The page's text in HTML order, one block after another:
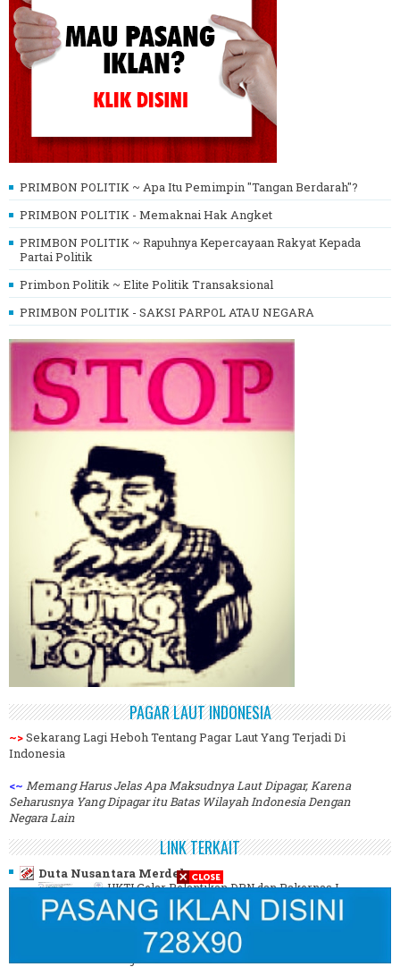
PRIMBON POLITIK ~ Apa Itu Pemimpin "Tangan Berdarah"?
PRIMBON POLITIK - Memaknai Hak Angket
PRIMBON POLITIK ~ Rapuhnya Kepercayaan Rakyat Kepada
Partai Politik
Primbon Politik ~ Elite Politik Transaksional
PRIMBON POLITIK - SAKSI PARPOL ATAU NEGARA
PAGAR LAUT INDONESIA
~>Sekarang Lagi Heboh Tentang Pagar Laut Yang Terjadi Di
Indonesia
<~ Memang Harus Jelas Apa Maksudnya Laut Dipagar, Karena
Seharusnya Yang Dipagar itu Batas Wilayah Indonesia Dengan
Negara Lain
LINK TERKAIT
Duta Nusantara Merdeka
HKTI Gelar Pelantikan DPN dan Rakernas I
Pengusaha Tani Indonesia
*Prosesi
Pelantikan DPN Pengusaha Tani Indonesia
HKTI oleh Dr. Sudaryono di Jakarta.* Duta
Nusantara Merdeka | Jakarta Himpunan